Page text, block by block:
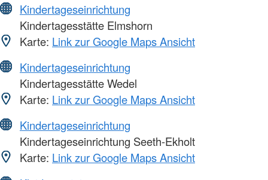
Kindertageseinrichtung
Kindertagesstätte Elmshorn
Karte: Link zur Google Maps Ansicht
Kindertageseinrichtung
Kindertagesstätte Wedel
Karte: Link zur Google Maps Ansicht
Kindertageseinrichtung
Kindertageseinrichtung Seeth-Ekholt
Karte: Link zur Google Maps Ansicht